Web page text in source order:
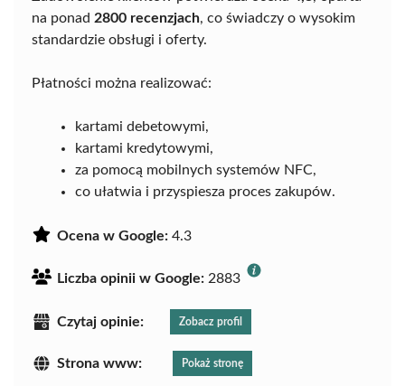
na ponad 2800 recenzjach, co świadczy o wysokim
standardzie obsługi i oferty.
Płatności można realizować:
kartami debetowymi,
kartami kredytowymi,
za pomocą mobilnych systemów NFC,
co ułatwia i przyspiesza proces zakupów.
Ocena w Google: 4.3
Liczba opinii w Google: 2883
Czytaj opinie: Zobacz profil
Strona www: Pokaż stronę